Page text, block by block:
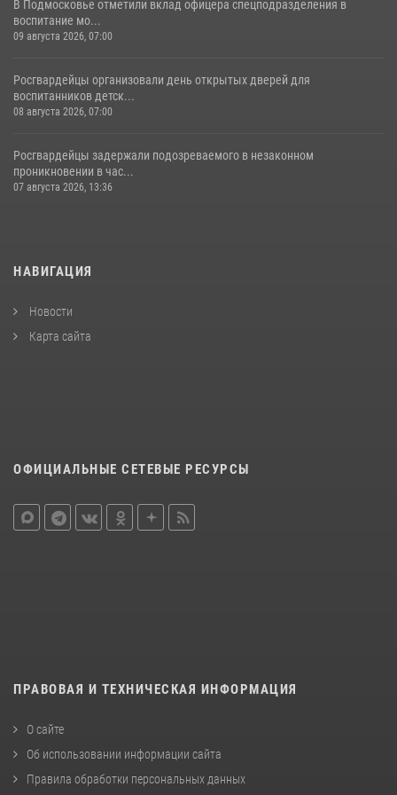
В Подмосковье отметили вклад офицера спецподразделения в
воспитание мо...
09 августа 2026, 07:00
Росгвардейцы организовали день открытых дверей для
воспитанников детск...
08 августа 2026, 07:00
Росгвардейцы задержали подозреваемого в незаконном
проникновении в час...
07 августа 2026, 13:36
НАВИГАЦИЯ
Новости
Карта сайта
ОФИЦИАЛЬНЫЕ СЕТЕВЫЕ РЕСУРСЫ
ПРАВОВАЯ И ТЕХНИЧЕСКАЯ ИНФОРМАЦИЯ
О сайте
Об использовании информации сайта
Правила обработки персональных данных